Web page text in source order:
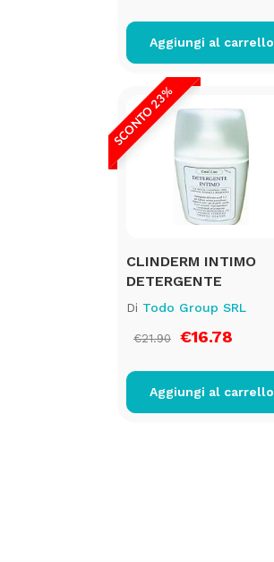
Aggiungi al carrello
SCONTO 23%
CLINDERM INTIMO
DETERGENTE
Di Todo Group SRL
€21.90 €16.78
Aggiungi al carrello